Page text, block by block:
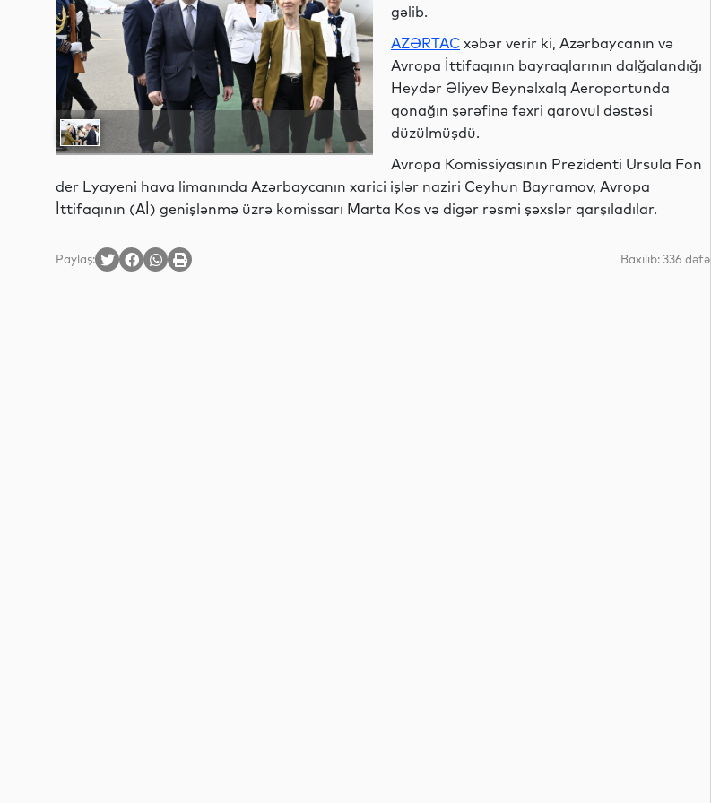
gəlib.
AZƏRTAC xəbər verir ki, Azərbaycanın və
Avropa İttifaqının bayraqlarının dalğalandığı
Heydər Əliyev Beynəlxalq Aeroportunda
qonağın şərəfinə fəxri qarovul dəstəsi
düzülmüşdü.
Avropa Komissiyasının Prezidenti Ursula Fon
der Lyayeni hava limanında Azərbaycanın xarici işlər naziri Ceyhun Bayramov, Avropa
İttifaqının (Aİ) genişlənmə üzrə komissarı Marta Kos və digər rəsmi şəxslər qarşıladılar.
Paylaş: Baxılıb: 336 dəfə